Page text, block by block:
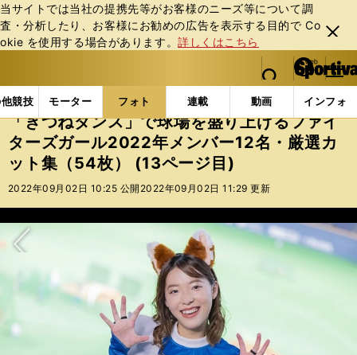
当サイトでは当社の提携先等がお客様のニーズ等について調
査・分析したり、お客様にお勧めの広告を表⽰する⽬的で Co
okie を使⽤する場合があります。詳しくはこちら
閉じ
る
web Sportiva (webスポルティーバ)
検索
マイペ
ー
ジ
メニュ
競技 モーター フォト 連載 動画 インフォ
b
ス
ポ
ル
テ
ー
バ
フォトギャラリー 「きつねダンス」で球場を盛り上
「きつねダンス」で球場を盛り上げるファイ
ターズガール2022年メンバー12名・厳選カ
ット集（54枚） (13ページ目)
2022年09月02日 10:25 公開 2022年09月02日 11:29 更新
次へ